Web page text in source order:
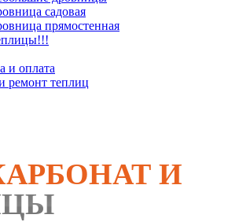
садовая
прямостенная
и оплата
ремонт теплиц
И